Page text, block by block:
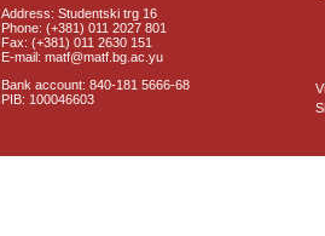
Address: Studentski trg 16
Phone: (+381) 011 2027 801
Fax: (+381) 011 2630 151
E-mail: matf@matf.bg.ac.yu
Bank account: 840-181 5666-68
PIB: 100046603